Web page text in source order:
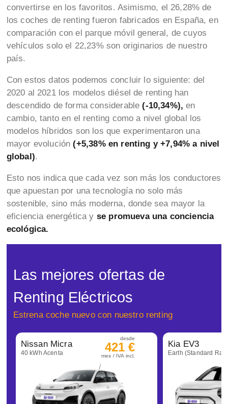
convertirse en los favoritos. Asimismo, el 26,28% de
los coches de renting fueron fabricados en España, en
comparación con el parque móvil general, de cuyos
vehículos solo el 22,23% son originarios de nuestro
país.
Con estos datos podemos concluir lo siguiente: del
2020 al 2021 los modelos diésel de renting han
descendido de forma considerable (-10,34%),en
cambio, tanto en el renting como a nivel global los
modelos híbridos son los que experimentaron una
mayor evolución(+5,38% en renting y +7,94% a nivel
global).
Esto nos indica que cada vez son más los conductores
que apuestan por una tecnología no solo más
sostenible, sino más moderna, donde sea mayor la
eficiencia energética y se promueva una conciencia
ecológica.
Las mejores ofertas de
Renting Eléctricos
Estrena coche nuevo con nuestro renting
Nissan Micra
40 kWh Acenta
desde
421 €
mes / IVA incl.
Kia EV3
Earth (Standard